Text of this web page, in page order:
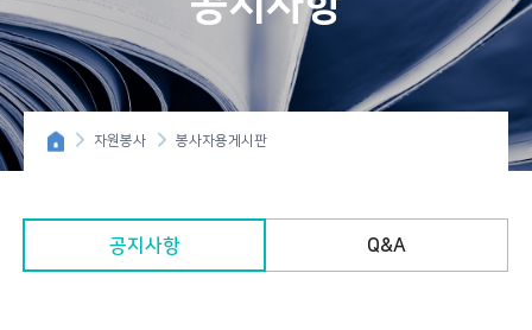
지
자원봉사 봉사자용게시판
공지사항 Q&A